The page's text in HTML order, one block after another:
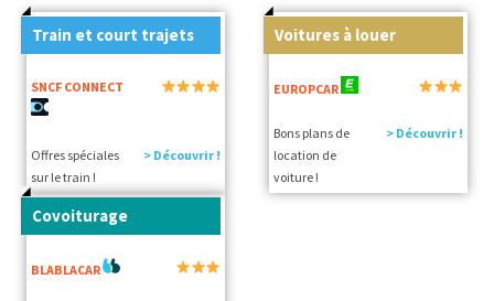
Train et court trajets
SNCF CONNECT
Offres spéciales
sur le train !
> Découvrir !
Voitures à louer
EUROPCAR
Bons plans de
location de
voiture !
> Découvrir !
Covoiturage
BLABLACAR